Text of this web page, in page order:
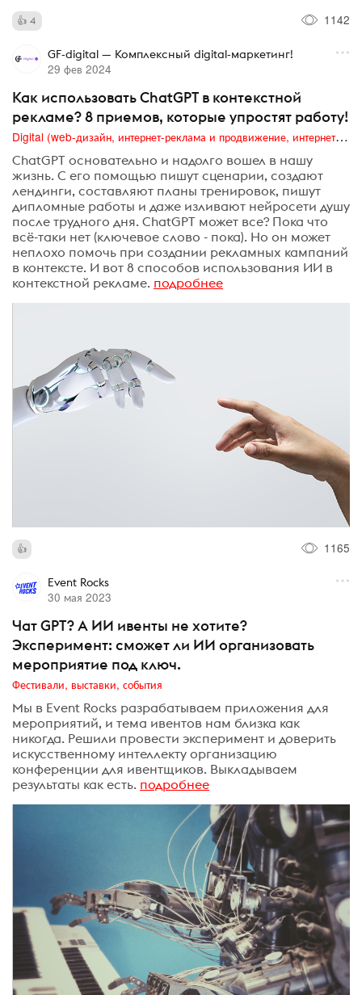
4 1142
GF-digital — Комплексный digital-маркетинг!
29 фев 2024
Как использовать ChatGPT в контекстной
рекламе? 8 приемов, которые упростят работу!
Digital (web-дизайн, интернет-реклама и продвижение, интернет-сообщества и блоги, интернет-коммуникации, мобильный маркетинг, реклама на цифровых экранах)
ChatGPT основательно и надолго вошел в нашу
жизнь. С его помощью пишут сценарии, создают
лендинги, составляют планы тренировок, пишут
дипломные работы и даже изливают нейросети душу
после трудного дня. ChatGPT может все? Пока что
всё-таки нет (ключевое слово - пока). Но он может
неплохо помочь при создании рекламных кампаний
в контексте. И вот 8 способов использования ИИ в
контекстной рекламе. подробнее
1165
Event Rocks
30 мая 2023
Чат GPT? А ИИ ивенты не хотите?
Эксперимент: сможет ли ИИ организовать
мероприятие под ключ.
Фестивали, выставки, события
Мы в Event Rocks разрабатываем приложения для
мероприятий, и тема ивентов нам близка как
никогда. Решили провести эксперимент и доверить
искусственному интеллекту организацию
конференции для ивентщиков. Выкладываем
результаты как есть. подробнее